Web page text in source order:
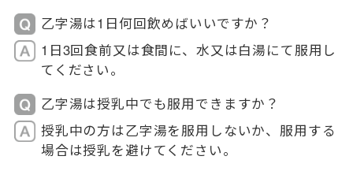
乙字湯は1日何回飲めばいいですか？
1日3回食前又は食間に、水又は白湯にて服用し
てください。
乙字湯は授乳中でも服用できますか？
授乳中の方は乙字湯を服用しないか、服用する
場合は授乳を避けてください。